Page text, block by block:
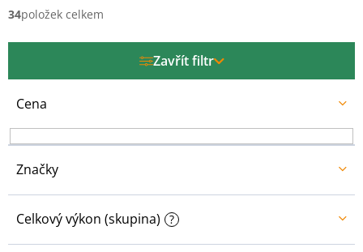
í
k
t
34položek celkem
Zavřít filtr
Cena
Značky
Celkový výkon (skupina) ?